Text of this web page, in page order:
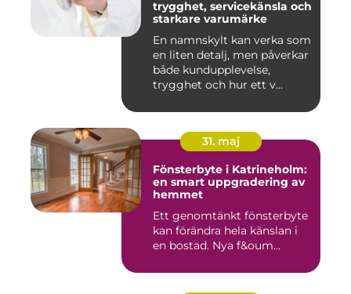
trygghet, servicekänsla och
starkare varumärke
En namnskylt kan verka som
en liten detalj, men påverkar
både kundupplevelse,
trygghet och hur ett v...
31. maj
Fönsterbyte i Katrineholm:
en smart uppgradering av
hemmet
Ett genomtänkt fönsterbyte
kan förändra hela känslan i
en bostad. Nya f&oum...